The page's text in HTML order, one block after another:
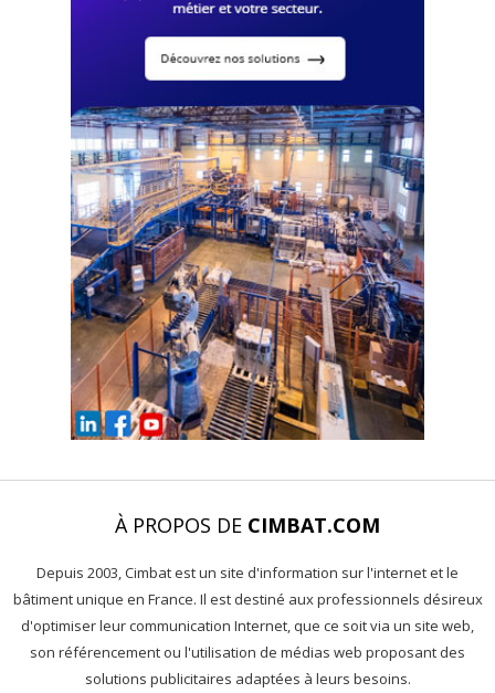
À PROPOS DE CIMBAT.COM
Depuis 2003, Cimbat est un site d'information sur l'internet et le
bâtiment unique en France. Il est destiné aux professionnels désireux
d'optimiser leur communication Internet, que ce soit via un site web,
son référencement ou l'utilisation de médias web proposant des
solutions publicitaires adaptées à leurs besoins.